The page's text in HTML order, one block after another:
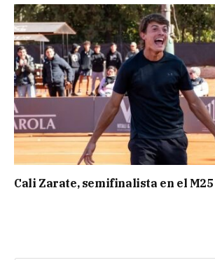
Cali Zarate, semifinalista en el